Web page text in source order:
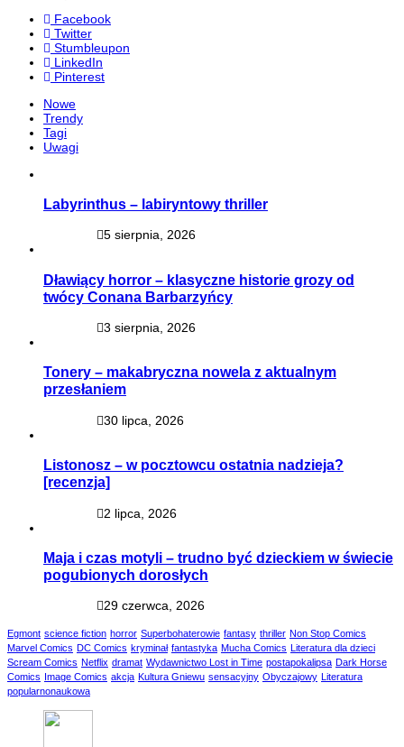
Facebook
Twitter
Stumbleupon
LinkedIn
Pinterest
Nowe
Trendy
Tagi
Uwagi
Labyrinthus – labiryntowy thriller
5 sierpnia, 2026
Dławiący horror – klasyczne historie grozy od
twócy Conana Barbarzyńcy
3 sierpnia, 2026
Tonery – makabryczna nowela z aktualnym
przesłaniem
30 lipca, 2026
Listonosz – w pocztowcu ostatnia nadzieja?
[recenzja]
2 lipca, 2026
Maja i czas motyli – trudno być dzieckiem w świecie
pogubionych dorosłych
29 czerwca, 2026
Egmont science fiction horror Superbohaterowie fantasy thriller Non Stop Comics
Marvel Comics DC Comics kryminał fantastyka Mucha Comics
Literatura dla dzieci
Scream Comics Netflix dramat Wydawnictwo Lost in Time postapokalipsa Dark Horse
Comics
Image Comics akcja Kultura Gniewu sensacyjny Obyczajowy
Literatura
popularnonaukowa